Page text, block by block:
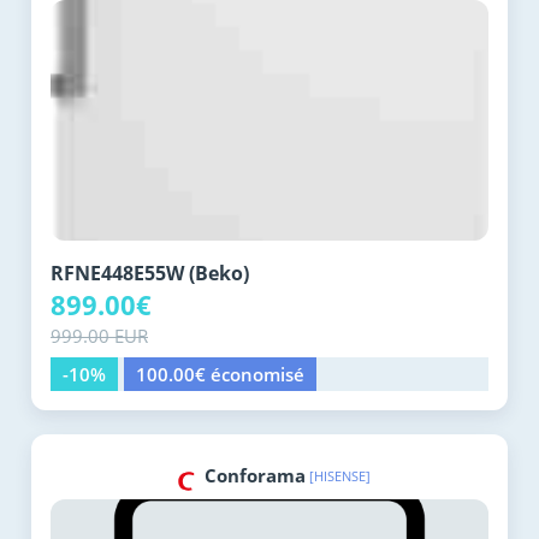
RFNE448E55W (Beko)
899.00€
999.00 EUR
-10%
100.00€ économisé
Conforama [HISENSE]